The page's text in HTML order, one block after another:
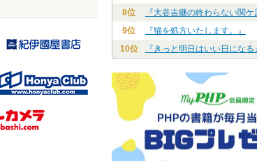
8位
『大谷吉継の終わらない関ケ
9位
『猫を処方いたします。』
10位
『きっと明日はいい日になる』